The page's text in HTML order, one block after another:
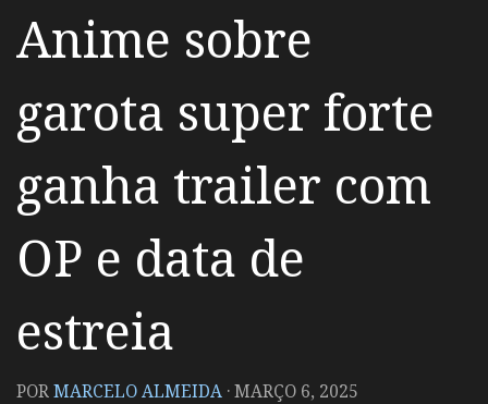
Anime sobre
garota super forte
ganha trailer com
OP e data de
estreia
PORMARCELO ALMEIDA ·MARÇO 6, 2025